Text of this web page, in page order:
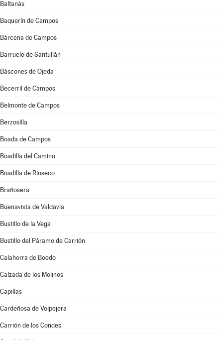
Baltanás
Baquerín de Campos
Bárcena de Campos
Barruelo de Santullán
Báscones de Ojeda
Becerril de Campos
Belmonte de Campos
Berzosilla
Boada de Campos
Boadilla del Camino
Boadilla de Rioseco
Brañosera
Buenavista de Valdavia
Bustillo de la Vega
Bustillo del Páramo de Carrión
Calahorra de Boedo
Calzada de los Molinos
Capillas
Cardeñosa de Volpejera
Carrión de los Condes